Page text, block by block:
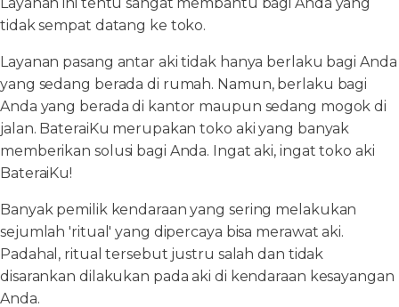
tidak sempat datang ke toko.
Layanan pasang antar aki tidak hanya berlaku bagi Anda
yang sedang berada di rumah. Namun, berlaku bagi
Anda yang berada di kantor maupun sedang mogok di
jalan. BateraiKu merupakan toko aki yang banyak
memberikan solusi bagi Anda. Ingat aki, ingat toko aki
BateraiKu!
Banyak pemilik kendaraan yang sering melakukan
sejumlah 'ritual' yang dipercaya bisa merawat aki.
Padahal, ritual tersebut justru salah dan tidak
disarankan dilakukan pada aki di kendaraan kesayangan
Anda.